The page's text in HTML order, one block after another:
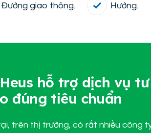
Đường giao thông. Hướng.
hỗ trợ dịch vụ
đúng tiêu chuẩn
trên thị trường, có rất nhiều công